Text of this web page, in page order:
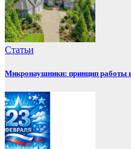
Статьи
Микронаушники: принцип работы